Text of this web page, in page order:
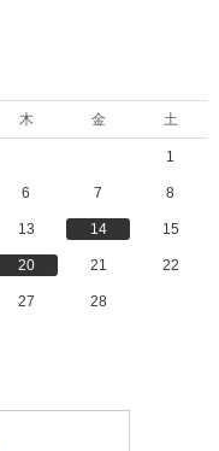
木 金 土
1
6 7 8
13 14 15
20 21 22
27 28